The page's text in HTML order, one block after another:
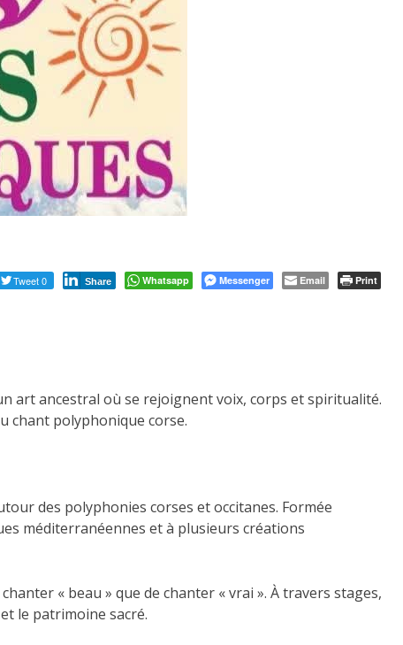
Tweet 0 Share Whatsapp Messenger Email Print
art ancestral où se rejoignent voix, corps et spiritualité.
chant polyphonique corse.
des polyphonies corses et occitanes. Formée
méditerranéennes et à plusieurs créations
« beau » que de chanter « vrai ». À travers stages,
le patrimoine sacré.